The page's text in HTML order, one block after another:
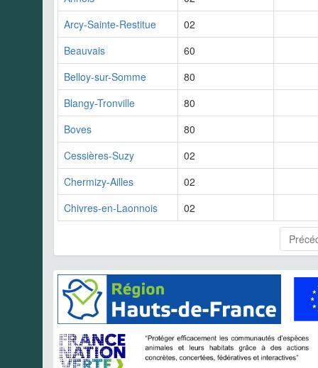
Arcy-Sainte-Restitue
02
Beauvais
60
Belloy-sur-Somme
80
Blangy-Tronville
80
Boves
80
Cessières-Suzy
02
Chermizy-Ailles
02
Chivres-en-Laonnois
02